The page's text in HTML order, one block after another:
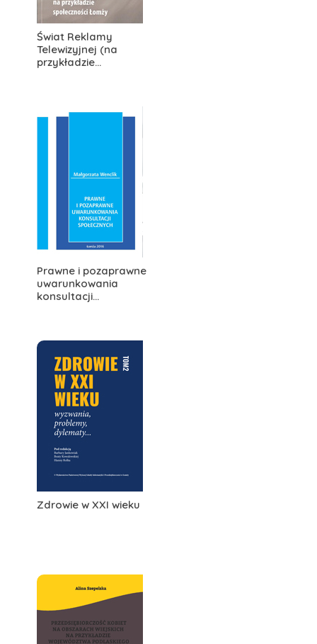
Świat Reklamy
Telewizyjnej (na
przykładzie...
Prawne i pozaprawne
uwarunkowania
konsultacji...
Zdrowie w XXI wieku